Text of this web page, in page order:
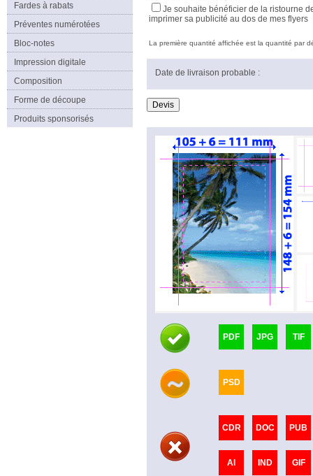
Fardes à rabats
Préventes numérotées
Bloc-notes
Impression digitale
Composition
Forme de découpe
Produits sponsorisés
Je souhaite bénéficier de la ristourne
imprimer sa publicité au dos de mes flyers
La première quantité affichée est la quantité par
Date de livraison probable :
PDF JPG TIF
PSD
CDR DOC PUB
AI IND GIF